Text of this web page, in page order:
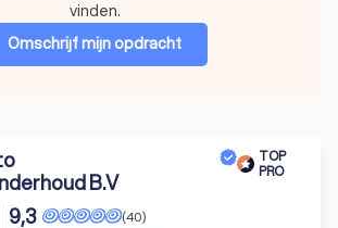
€ 10.000,- tot €
30.000,-
vinden.
Omschrijf mijn opdracht
B.V
TOP
PRO
(40)
9,3